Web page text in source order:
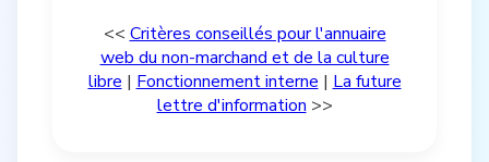
<< Critères conseillés pour l'annuaire
web du non-marchand et de la culture
libre | Fonctionnement interne | La future
lettre d'information >>